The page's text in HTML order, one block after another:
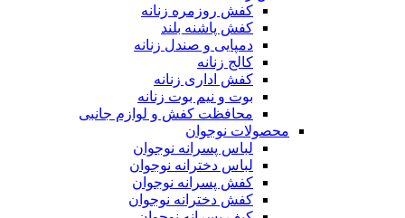
کفش روزمره زنانه
کفش پاشنه بلند
دمپایی و صندل زنانه
کالج زنانه
کفش اداری زنانه
بوت و نیم بوت زنانه
محافظت کفش و لوازم جانبی
محصولات نوجوان
لباس پسرانه نوجوان
لباس دخترانه نوجوان
کفش پسرانه نوجوان
کفش دخترانه نوجوان